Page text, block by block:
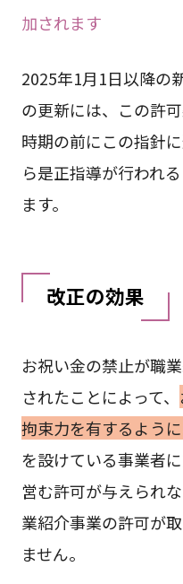
加されます
2025年1月1日以降の
の更新には、この許
時期の前にこの指針
ら是正指導が行われ
ます。
改正の効果
お祝い金の禁止が職
されたことによって、
拘束力を有するように
を設けている事業者
営む許可が与えられ
業紹介事業の許可が
ません。